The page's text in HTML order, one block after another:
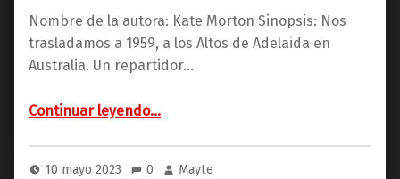
Nombre de la autora: Kate Morton Sinopsis: Nos
trasladamos a 1959, a los Altos de Adelaida en
Australia. Un repartidor…
Continuar leyendo…
10 mayo 2023 0 Mayte